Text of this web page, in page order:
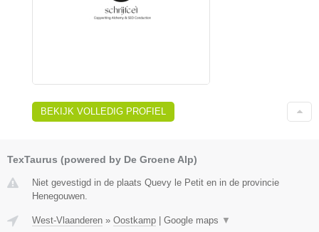
BEKIJK VOLLEDIG PROFIEL
TexTaurus (powered by De Groene Alp)
Niet gevestigd in de plaats Quevy le Petit en in de provincie
Henegouwen.
West-Vlaanderen » Oostkamp | Google maps ▼